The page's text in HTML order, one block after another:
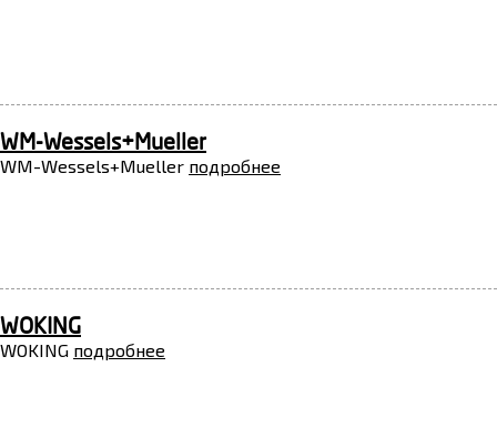
WM-Wessels+Mueller
WM-Wessels+Mueller подробнее
WOKING
WOKING подробнее